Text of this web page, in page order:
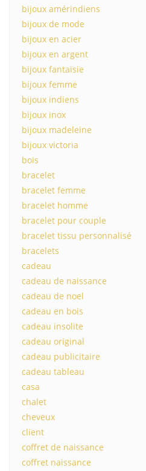
bijoux amérindiens
bijoux de mode
bijoux en acier
bijoux en argent
bijoux fantaisie
bijoux femme
bijoux indiens
bijoux inox
bijoux madeleine
bijoux victoria
bois
bracelet
bracelet femme
bracelet homme
bracelet pour couple
bracelet tissu personnalisé
bracelets
cadeau
cadeau de naissance
cadeau de noel
cadeau en bois
cadeau insolite
cadeau original
cadeau publicitaire
cadeau tableau
casa
chalet
cheveux
client
coffret de naissance
coffret naissance